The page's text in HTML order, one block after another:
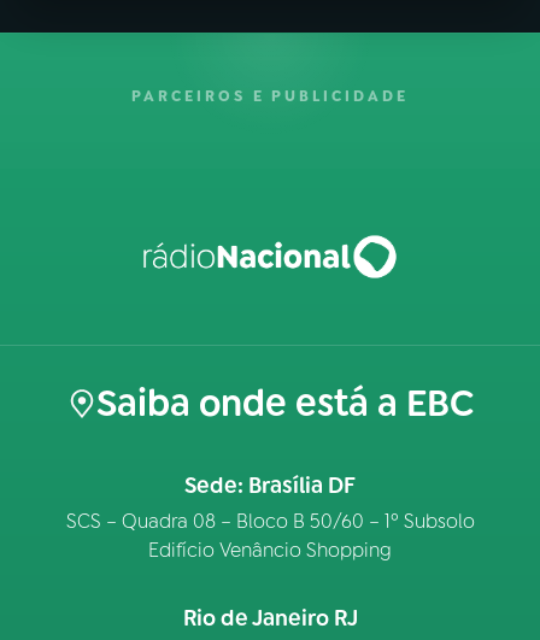
PARCEIROS E PUBLICIDADE
Saiba onde está a EBC
Sede: Brasília DF
SCS – Quadra 08 – Bloco B 50/60 – 1º Subsolo
Edifício Venâncio Shopping
Rio de Janeiro RJ